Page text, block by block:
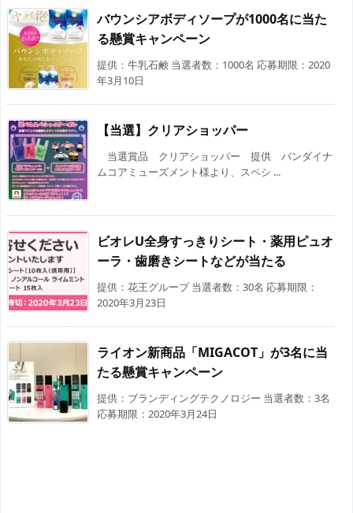
バウンシアボディソープが1000名に当た
る懸賞キャンペーン
提供：牛乳石鹸 当選者数：1000名 応募期限：2020
年3月10日
【当選】クリアショッパー
当選賞品 クリアショッパー 提供 バンダイナ
ムコアミューズメント様より、スペシ ...
ビオレU全身すっきりシート・薬用ピュオ
ーラ・歯磨きシートなどが当たる
提供：花王グループ 当選者数：30名 応募期限：
2020年3月23日
ライオン新商品「MIGACOT」が3名に当
たる懸賞キャンペーン
提供：ブランディングテクノロジー 当選者数：3名
応募期限：2020年3月24日